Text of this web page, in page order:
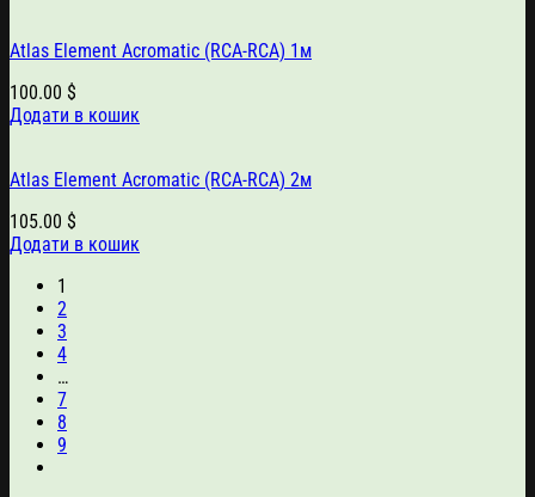
Atlas Element Acromatic (RCA-RCA) 1м
100.00 $
Додати в кошик
Atlas Element Acromatic (RCA-RCA) 2м
105.00 $
Додати в кошик
1
2
3
4
…
7
8
9